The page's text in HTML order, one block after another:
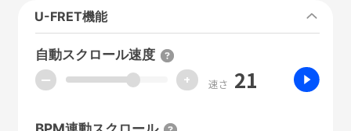
U-FRET機能
自動スクロール速度
ー + 速さ 21